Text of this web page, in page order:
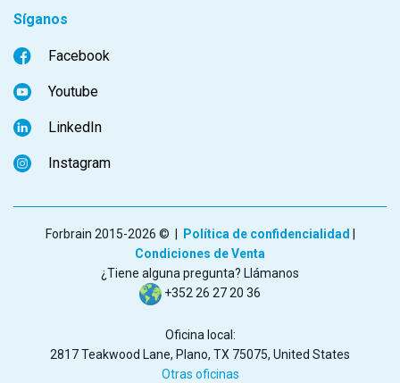
Síganos
Facebook
Youtube
LinkedIn
Instagram
Forbrain 2015-2026 © | Política de confidencialidad
Condiciones de Venta
¿Tiene alguna pregunta? Llámanos
+352 26 27 20 36
Oficina local:
2817 Teakwood Lane, Plano, TX 75075, United States
Otras oficinas